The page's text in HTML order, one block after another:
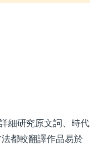
細研究原文詞、時代
都較翻譯作品易於